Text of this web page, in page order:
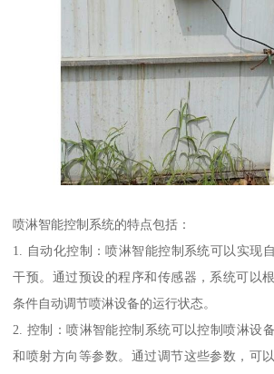
喷淋智能控制系统的特点包括：
1. 自动化控制：喷淋智能控制系统可以实现
干预。通过预设的程序和传感器，系统可以
条件自动调节喷淋设备的运行状态。
2. 控制：喷淋智能控制系统可以控制喷淋设
和喷射方向等参数。通过调节这些参数，可